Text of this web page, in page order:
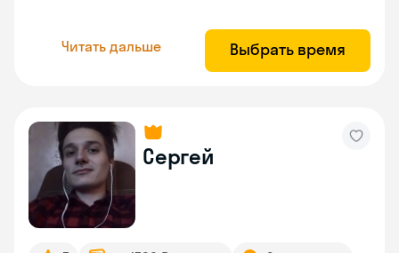
Читать дальше Выбрать время
Сергей